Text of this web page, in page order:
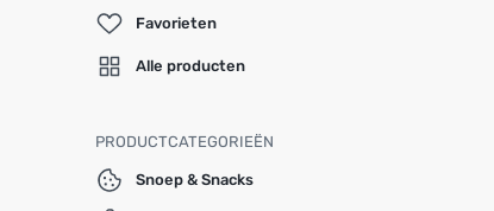
Favorieten
Alle producten
PRODUCTCATEGORIEËN
Snoep & Snacks